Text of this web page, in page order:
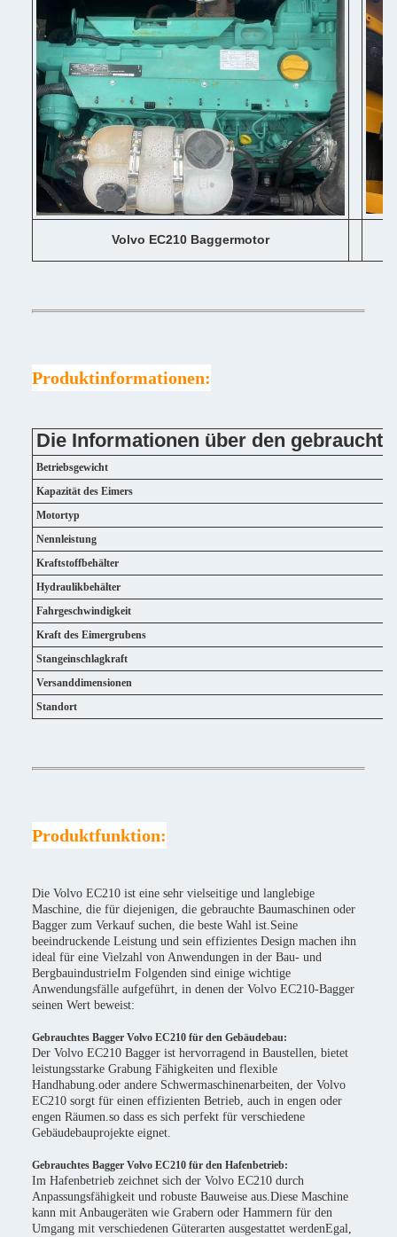
Volvo EC210 Baggermotor
Produktinformationen:
Die Informationen über den
Betriebsgewicht
Kapazität des Eimers
Motortyp
Nennleistung
Kraftstoffbehälter
Hydraulikbehälter
Fahrgeschwindigkeit
Kraft des Eimergrubens
Stangeinschlagkraft
Versanddimensionen
Standort
Produktfunktion:
Die Volvo EC210 ist eine sehr vielseitige und langlebige
Maschine, die für diejenigen, die gebrauchte Baumaschinen oder
Bagger zum Verkauf suchen, die beste Wahl ist.Seine
beeindruckende Leistung und sein effizientes Design machen ihn
ideal für eine Vielzahl von Anwendungen in der Bau- und
BergbauindustrieIm Folgenden sind einige wichtige
Anwendungsfälle aufgeführt, in denen der Volvo EC210-Bagger
seinen Wert beweist:
Gebrauchtes Bagger Volvo EC210 für den Gebäudebau:
Der Volvo EC210 Bagger ist hervorragend in Baustellen, bietet
leistungsstarke Grabung Fähigkeiten und flexible
Handhabung.oder andere Schwermaschinenarbeiten, der Volvo
EC210 sorgt für einen effizienten Betrieb, auch in engen oder
engen Räumen.so dass es sich perfekt für verschiedene
Gebäudebauprojekte eignet.
Gebrauchtes Bagger Volvo EC210 für den Hafenbetrieb:
Im Hafenbetrieb zeichnet sich der Volvo EC210 durch
Anpassungsfähigkeit und robuste Bauweise aus.Diese Maschine
kann mit Anbaugeräten wie Grabern oder Hammern für den
Umgang mit verschiedenen Güterarten ausgestattet werdenEgal,